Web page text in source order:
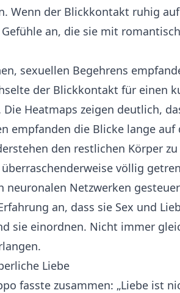
Wenn der Blickkontakt ruhig
an, die sie mit
sexuellen Begehrens
der Blickkontakt für einen
Heatmaps zeigen deutlich,
empfanden die Blicke lange auf
den restlichen Körper
völlig
neuronalen Netzwerken
an, dass sie Sex und
sie einordnen. Nicht immer
Liebe
fasste zusammen: „Liebe ist